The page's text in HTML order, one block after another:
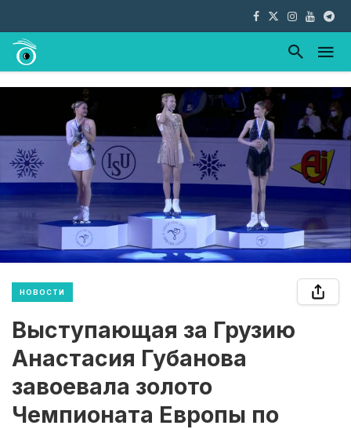
НОВОСТИ
Выступающая за Грузию
Анастасия Губанова
завоевала золото
Чемпионата Европы по